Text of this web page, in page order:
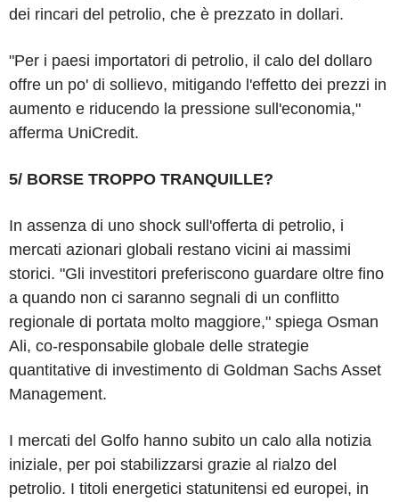
dei rincari del petrolio, che è prezzato in dollari.
"Per i paesi importatori di petrolio, il calo del dollaro
offre un po' di sollievo, mitigando l'effetto dei prezzi in
aumento e riducendo la pressione sull'economia,"
afferma UniCredit.
5/ BORSE TROPPO TRANQUILLE?
In assenza di uno shock sull'offerta di petrolio, i
mercati azionari globali restano vicini ai massimi
storici. "Gli investitori preferiscono guardare oltre fino
a quando non ci saranno segnali di un conflitto
regionale di portata molto maggiore," spiega Osman
Ali, co-responsabile globale delle strategie
quantitative di investimento di Goldman Sachs Asset
Management.
I mercati del Golfo hanno subito un calo alla notizia
iniziale, per poi stabilizzarsi grazie al rialzo del
petrolio. I titoli energetici statunitensi ed europei, in